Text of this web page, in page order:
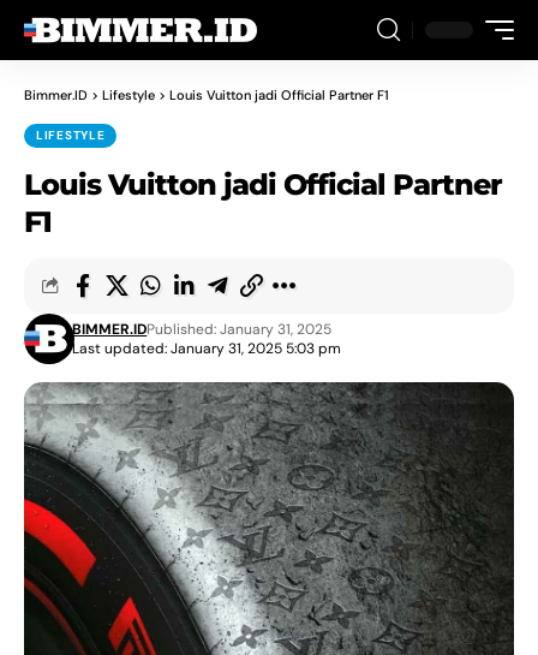
Bimmer.ID > Lifestyle > Louis Vuitton jadi Official Partner F1
LIFESTYLE
Louis Vuitton jadi Official Partner
F1
Last updated: January 31, 2025 5:03 pm
BIMMER.IDPublished: January 31, 2025